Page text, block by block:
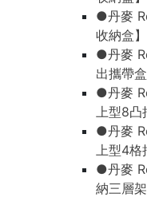
●丹麥
收納盒】
●丹麥
出攜帶
●丹麥
上型8凸
●丹麥
上型4格
●丹麥
納三層架